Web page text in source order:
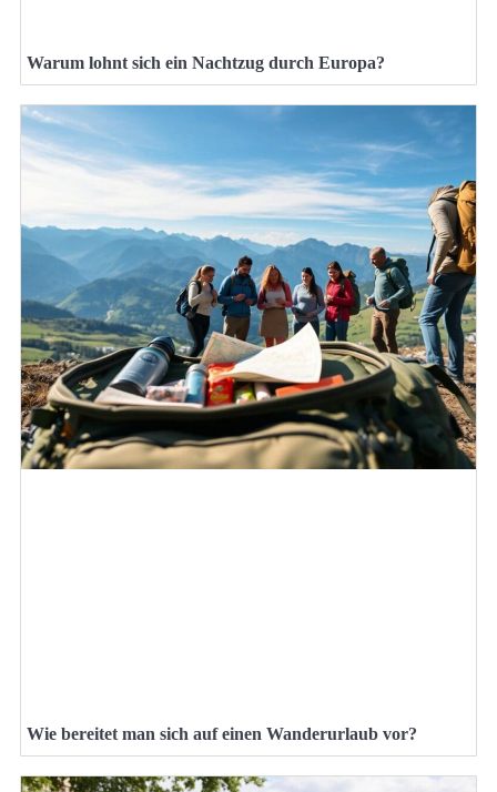
Warum lohnt sich ein Nachtzug durch Europa?
Wie bereitet man sich auf einen Wanderurlaub vor?